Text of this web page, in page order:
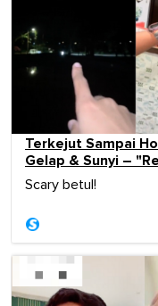
Terkejut Sampai
Gelap & Sunyi –
Scary betul!